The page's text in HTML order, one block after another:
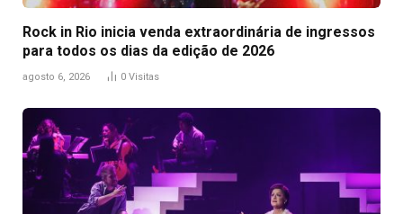
Rock in Rio inicia venda extraordinária de ingressos
para todos os dias da edição de 2026
agosto 6, 2026 0 Visitas